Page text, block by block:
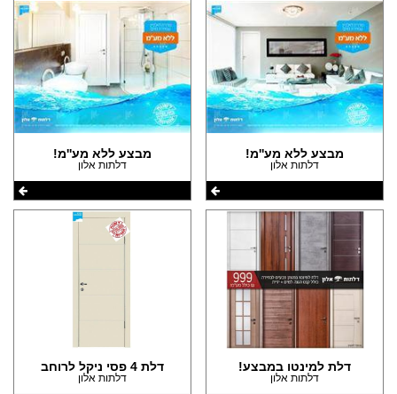
מבצע ללא מע''מ!
דלתות אלון
מבצע ללא מע''מ!
דלתות אלון
דלת למינטו במבצע!
דלתות אלון
דלת 4 פסי ניקל לרוחב
דלתות אלון